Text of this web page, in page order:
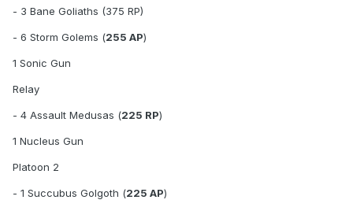
- 3 Bane Goliaths (375 RP)
- 6 Storm Golems (255 AP)
1 Sonic Gun
Relay
- 4 Assault Medusas (225 RP)
1 Nucleus Gun
Platoon 2
- 1 Succubus Golgoth (225 AP)